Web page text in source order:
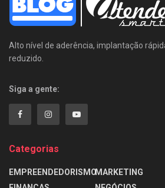
Alto nível de aderência, implantação
reduzido.
Siga a gente:
Categorias
EMPREENDEDORISMOMARKETING